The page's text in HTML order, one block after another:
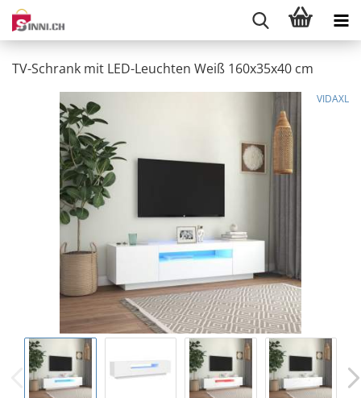
TV-Schrank mit LED-Leuchten Weiß 160x35x40 cm
VIDAXL